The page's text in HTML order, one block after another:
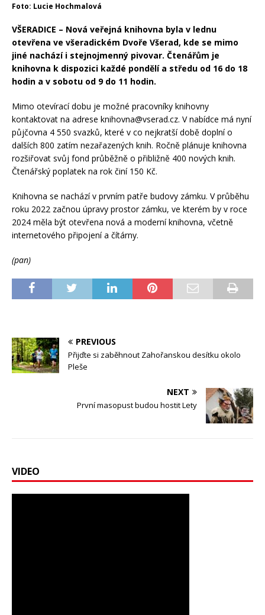
Foto: Lucie Hochmalová
VŠERADICE – Nová veřejná knihovna byla v lednu
otevřena ve všeradickém Dvoře Všerad, kde se mimo
jiné nachází i stejnojmenný pivovar. Čtenářům je
knihovna k dispozici každé pondělí a středu od 16 do 18
hodin a v sobotu od 9 do 11 hodin.
Mimo otevírací dobu je možné pracovníky knihovny
kontaktovat na adrese knihovna@vserad.cz. V nabídce má nyní
půjčovna 4 550 svazků, které v co nejkratší době doplní o
dalších 800 zatím nezařazených knih. Ročně plánuje knihovna
rozšiřovat svůj fond průběžně o přibližně 400 nových knih.
Čtenářský poplatek na rok činí 150 Kč.
Knihovna se nachází v prvním patře budovy zámku. V průběhu
roku 2022 začnou úpravy prostor zámku, ve kterém by v roce
2024 měla být otevřena nová a moderní knihovna, včetně
internetového připojení a čítárny.
(pan)
PREVIOUS
Přijďte si zaběhnout Zahořanskou desítku okolo
Pleše
NEXT
První masopust budou hostit Lety
VIDEO